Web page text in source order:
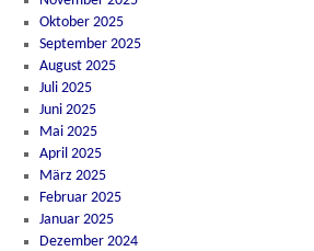
Oktober 2025
September 2025
August 2025
Juli 2025
Juni 2025
Mai 2025
April 2025
März 2025
Februar 2025
Januar 2025
Dezember 2024